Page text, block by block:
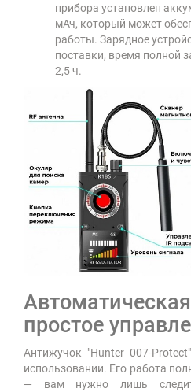
прибора установлен
мАч, который может
работы. Зарядное
поставки, время полной
2,5 ч.
простое
Антижучок "Hunter 007-
использовании. Его работа
— вам нужно лишь